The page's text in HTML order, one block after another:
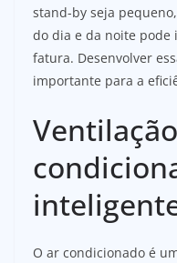
stand-by seja
do dia e da noite pode
fatura. Desenvolver
importante para a
O ar condicionado é